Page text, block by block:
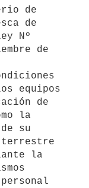
de
de
Nº
de
equipos
de
la
su
la